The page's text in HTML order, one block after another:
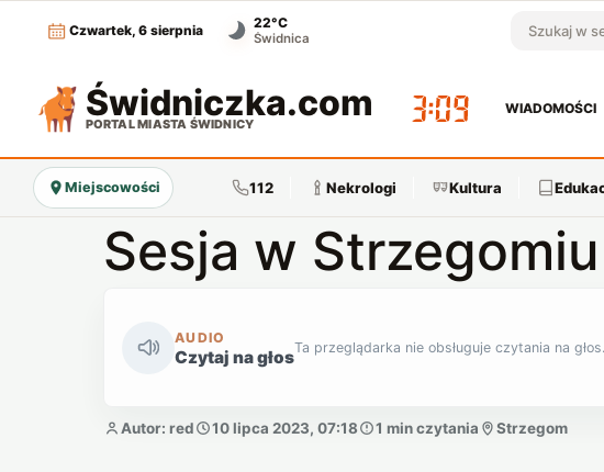
Czwartek, 6 sierpnia
22°C
Świdnica Szukaj w
Świdniczka.com
PORTAL MIASTA ŚWIDNICY 03:09
WIADOMOŚCI
Miejscowości 112 Nekrologi Kultura
Sesja w Strzegomiu
AUDIO
Czytaj na głosTa przeglądarka nie obsługuje czytania na głos.
Autor: red 10 lipca 2023, 07:18 1 min czytania Strzegom